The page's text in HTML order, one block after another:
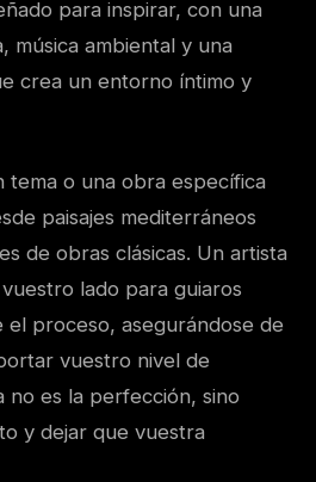
para inspirar, con una
música ambiental y una
crea un entorno íntimo y
tema o una obra específica
paisajes mediterráneos
de obras clásicas. Un artista
lado para guiaros
el proceso, asegurándose de
vuestro nivel de
no es la perfección, sino
y dejar que vuestra